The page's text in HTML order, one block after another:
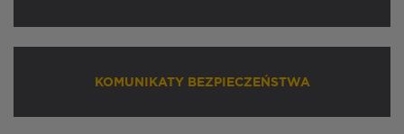
KOMUNIKATY BEZPIECZEŃSTWA